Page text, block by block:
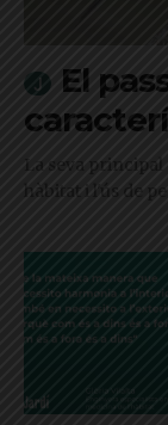
El
La seva principal
hàbitat i l'ús de